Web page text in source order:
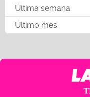
Última semana
Último mes